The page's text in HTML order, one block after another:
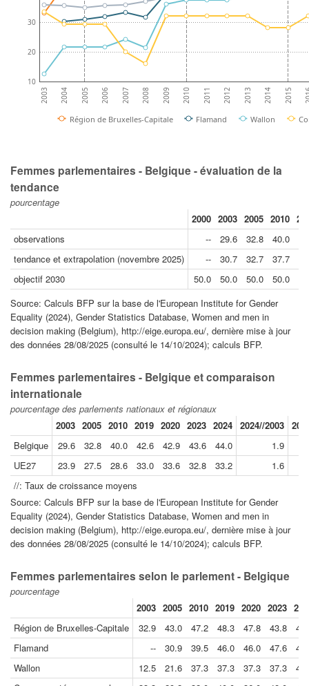
2003 2004 2005 2006 2007 2008 2009 2010 2011 2012 2013 2014 2015
10
20
30
Région de Bruxelles-Capitale Flamand Wallon
Femmes parlementaires - Belgique - évaluation de la
tendance
pourcentage
2000 2003 2005 2010
observations
-- 29.6 32.8 40.0
tendance et extrapolation (novembre 2025)
-- 30.7 32.7 37.7
objectif 2030
50.0 50.0 50.0 50.0
Source: Calculs BFP sur la base de l'European Institute for Gender
Equality (2024), Gender Statistics Database, Women and men in
decision making (Belgium), http://eige.europa.eu/, dernière mise à jour
des données 28/08/2025 (consulté le 14/10/2024); calculs BFP.
Femmes parlementaires - Belgique et comparaison
internationale
pourcentage des parlements nationaux et régionaux
2003 2005 2010 2019 2020 2023 2024 2024//2003
Belgique
29.6 32.8 40.0 42.6 42.9 43.6 44.0
1.9
UE27
23.9 27.5 28.6 33.0 33.6 32.8 33.2
1.6
//: Taux de croissance moyens
Source: Calculs BFP sur la base de l'European Institute for Gender
Equality (2024), Gender Statistics Database, Women and men in
decision making (Belgium), http://eige.europa.eu/, dernière mise à jour
des données 28/08/2025 (consulté le 14/10/2024); calculs BFP.
Femmes parlementaires selon le parlement - Belgique
pourcentage
2003 2005 2010 2019 2020 2023
Région de Bruxelles-Capitale
32.9 43.0 47.2 48.3 47.8 43.8
Flamand
-- 30.9 39.5 46.0 46.0 47.6
Wallon
12.5 21.6 37.3 37.3 37.3 37.3